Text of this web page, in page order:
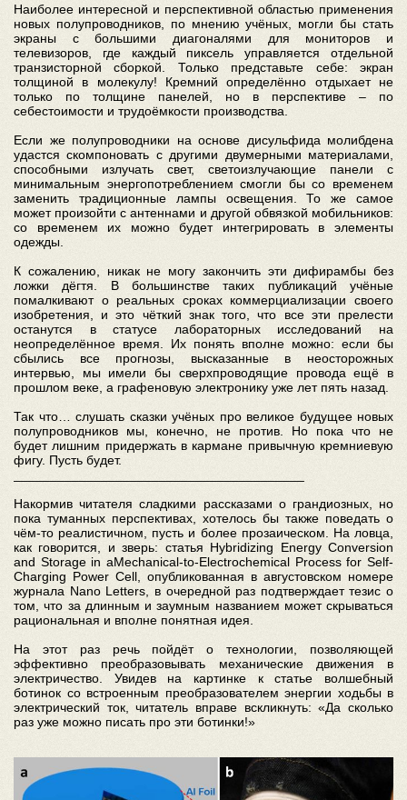
Наиболее интересной и перспективной областью применения
новых полупроводников, по мнению учёных, могли бы стать
экраны с большими диагоналями для мониторов и
телевизоров, где каждый пиксель управляется отдельной
транзисторной сборкой. Только представьте себе: экран
толщиной в молекулу! Кремний определённо отдыхает не
только по толщине панелей, но в перспективе – по
себестоимости и трудоёмкости производства.
Если же полупроводники на основе дисульфида молибдена
удастся скомпоновать с другими двумерными материалами,
способными излучать свет, светоизлучающие панели с
минимальным энергопотреблением смогли бы со временем
заменить традиционные лампы освещения. То же самое
может произойти с антеннами и другой обвязкой мобильников:
со временем их можно будет интегрировать в элементы
одежды.
К сожалению, никак не могу закончить эти дифирамбы без
ложки дёгтя. В большинстве таких публикаций учёные
помалкивают о реальных сроках коммерциализации своего
изобретения, и это чёткий знак того, что все эти прелести
останутся в статусе лабораторных исследований на
неопределённое время. Их понять вполне можно: если бы
сбылись все прогнозы, высказанные в неосторожных
интервью, мы имели бы сверхпроводящие провода ещё в
прошлом веке, а графеновую электронику уже лет пять назад.
Так что… слушать сказки учёных про великое будущее новых
полупроводников мы, конечно, не против. Но пока что не
будет лишним придержать в кармане привычную кремниевую
фигу. Пусть будет.
Накормив читателя сладкими рассказами о грандиозных, но
пока туманных перспективах, хотелось бы также поведать о
чём-то реалистичном, пусть и более прозаическом. На ловца,
как говорится, и зверь: статья Hybridizing Energy Conversion
and Storage in aMechanical-to-Electrochemical Process for Self-
Charging Power Cell, опубликованная в августовском номере
журнала Nano Letters, в очередной раз подтверждает тезис о
том, что за длинным и заумным названием может скрываться
рациональная и вполне понятная идея.
На этот раз речь пойдёт о технологии, позволяющей
эффективно преобразовывать механические движения в
электричество. Увидев на картинке к статье волшебный
ботинок со встроенным преобразователем энергии ходьбы в
электрический ток, читатель вправе вскликнуть: «Да сколько
раз уже можно писать про эти ботинки!»